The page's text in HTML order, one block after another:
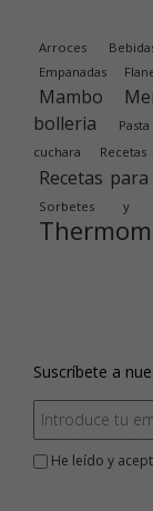
Arroces
Empanadas
Mambo
bolleria
Pasta
cuchara
Recetas
Sorbetes y
Suscríbete a
He leído y